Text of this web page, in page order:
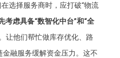
选择服务商时，应打破“物流
考虑具备“数智化中台”和“全
让他们帮忙做库存优化、路
融服务缓解资金压力。这不